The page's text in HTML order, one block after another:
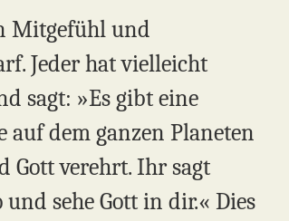
Mitgefühl und
Jeder hat vielleicht
sagt: »Es gibt eine
auf dem ganzen Planeten
Gott verehrt. Ihr sagt
sehe Gott in dir.« Dies